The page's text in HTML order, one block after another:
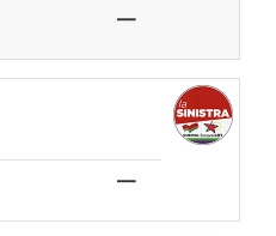
—
—